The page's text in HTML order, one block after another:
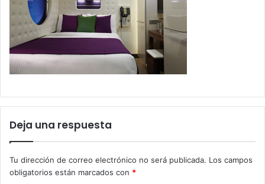
Deja una respuesta
Tu dirección de correo electrónico no será publicada. Los campos
obligatorios están marcados con *